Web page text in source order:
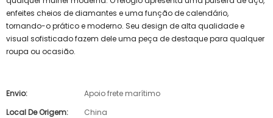
enfeites cheios de diamantes e uma função de calendário,
tornando-o prático e moderno. Seu design de alta qualidade e
visual sofisticado fazem dele uma peça de destaque para qualquer
roupa ou ocasião.
Envio:
Apoio frete marítimo
Local De Origem:
China